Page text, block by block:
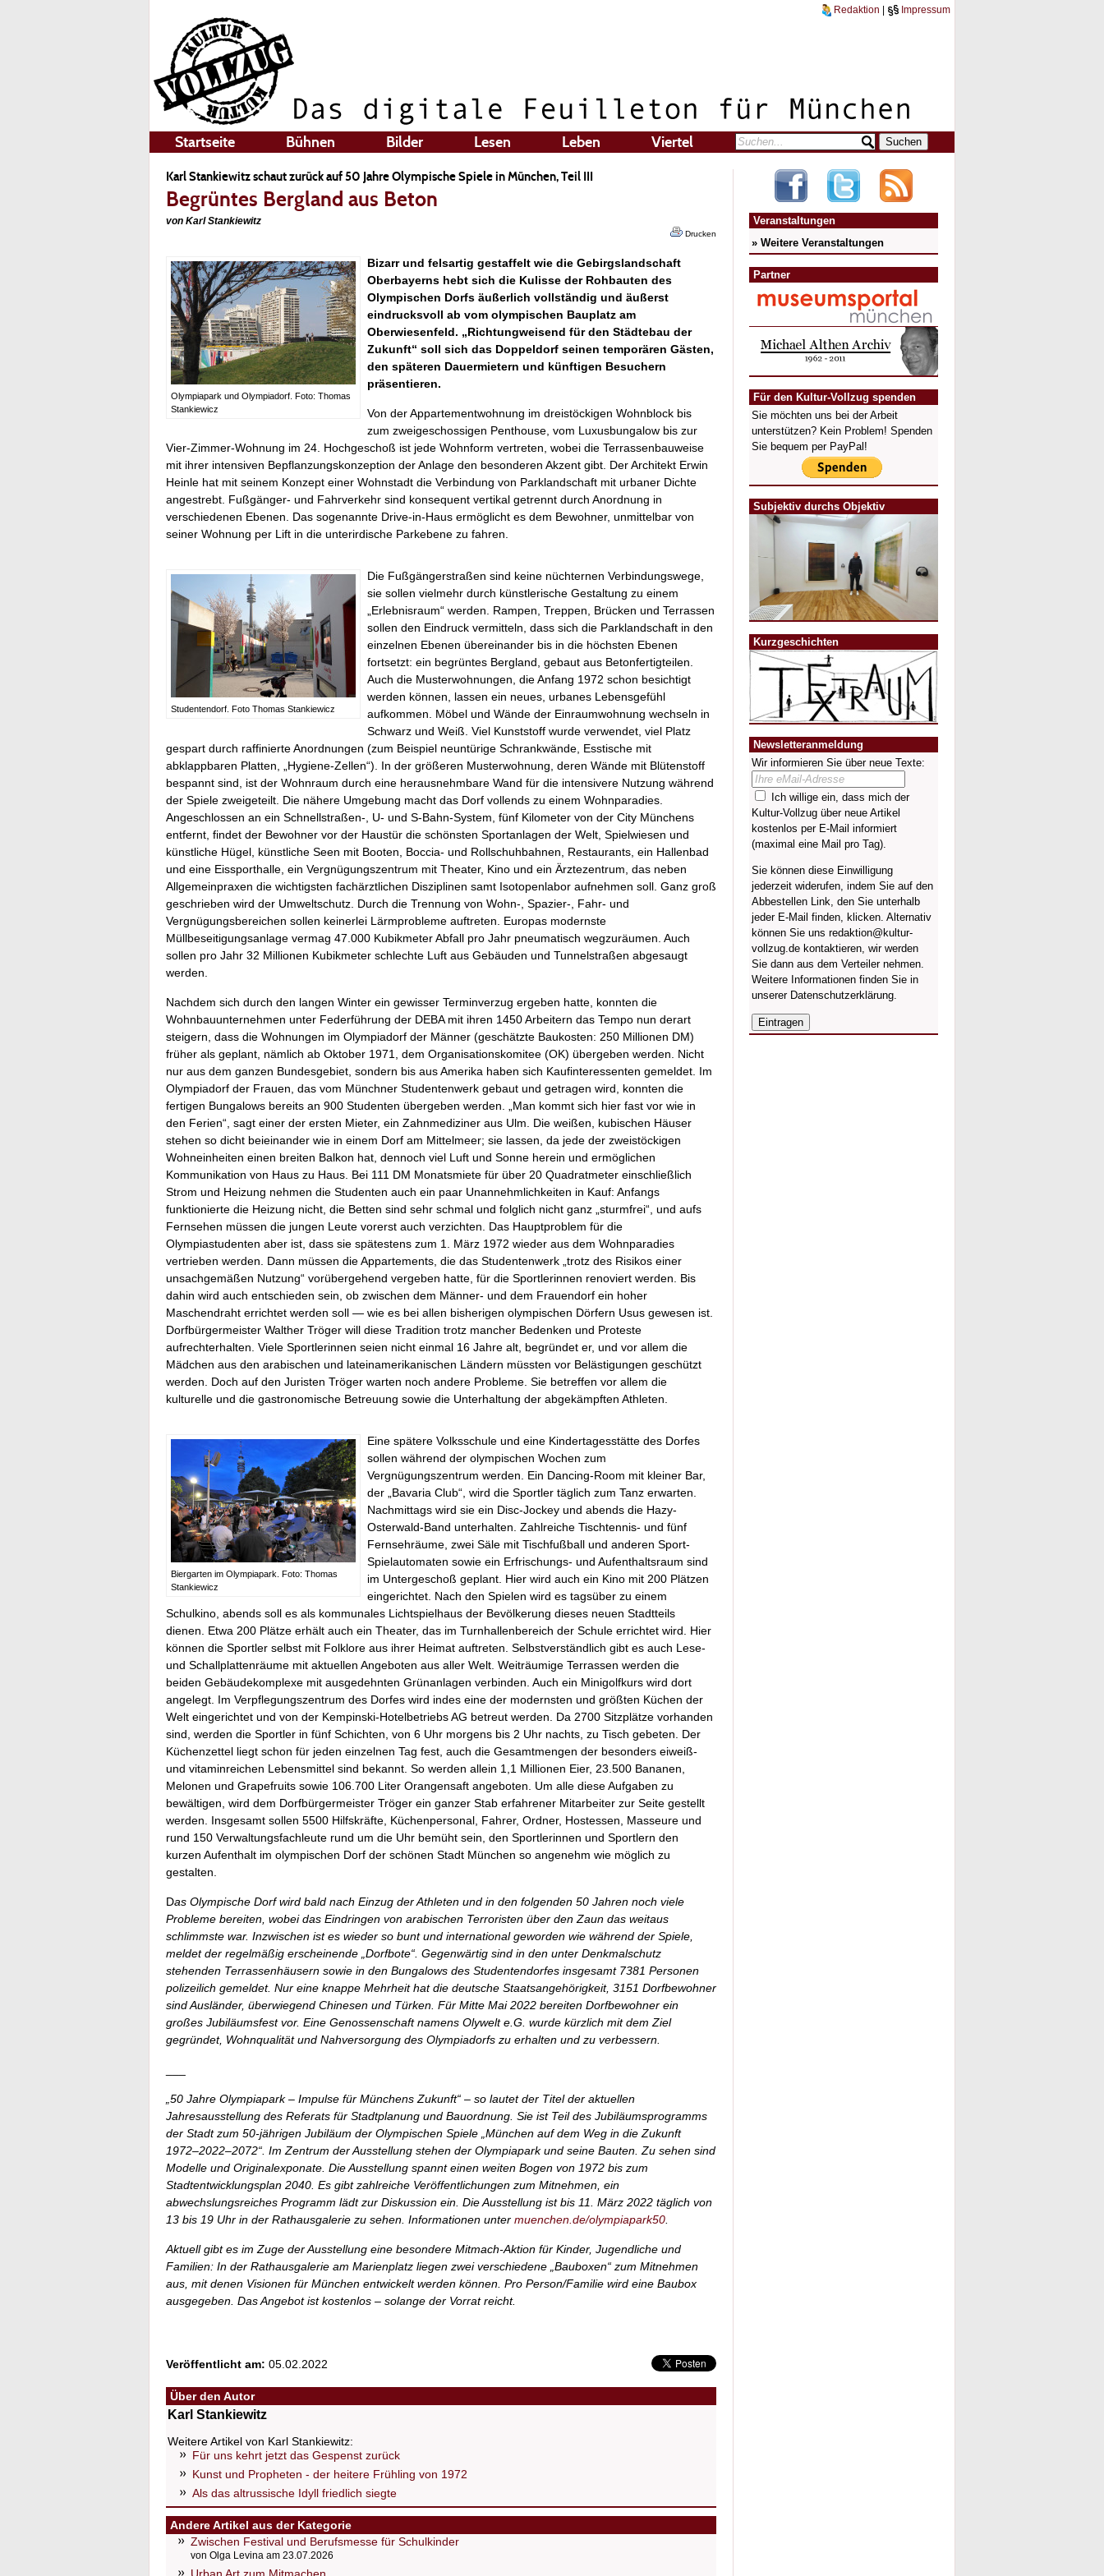
Redaktion Impressum
Startseite Bühnen Bilder Lesen Leben Viertel
Karl Stankiewitz schaut zurück auf 50 Jahre Olympische Spiele in München, Teil III
Begrüntes Bergland aus Beton
von Karl Stankiewitz
Drucken
Olympiapark und Olympiadorf. Foto: Thomas
Stankiewicz
Bizarr und felsartig gestaffelt wie die Gebirgslandschaft
Oberbayerns hebt sich die Kulisse der Rohbauten des
Olympischen Dorfs äußerlich vollständig und äußerst
eindrucksvoll ab vom olympischen Bauplatz am
Oberwiesenfeld. „Richtungweisend für den Städtebau der
Zukunft“ soll sich das Doppeldorf seinen temporären Gästen,
den späteren Dauermietern und künftigen Besuchern
präsentieren.
Von der Appartementwohnung im dreistöckigen Wohnblock bis
zum zweigeschossigen Penthouse, vom Luxusbungalow bis zur
Vier-Zimmer-Wohnung im 24. Hochgeschoß ist jede Wohnform vertreten, wobei die Terrassenbauweise
mit ihrer intensiven Bepflanzungskonzeption der Anlage den besonderen Akzent gibt. Der Architekt Erwin
Heinle hat mit seinem Konzept einer Wohnstadt die Verbindung von Parklandschaft mit urbaner Dichte
angestrebt. Fußgänger- und Fahrverkehr sind konsequent vertikal getrennt durch Anordnung in
verschiedenen Ebenen. Das sogenannte Drive-in-Haus ermöglicht es dem Bewohner, unmittelbar von
seiner Wohnung per Lift in die unterirdische Parkebene zu fahren.
Studentendorf. Foto Thomas Stankiewicz
Die Fußgängerstraßen sind keine nüchternen Verbindungswege,
sie sollen vielmehr durch künstlerische Gestaltung zu einem
„Erlebnisraum“ werden. Rampen, Treppen, Brücken und Terrassen
sollen den Eindruck vermitteln, dass sich die Parklandschaft in den
einzelnen Ebenen übereinander bis in die höchsten Ebenen
fortsetzt: ein begrüntes Bergland, gebaut aus Betonfertigteilen.
Auch die Musterwohnungen, die Anfang 1972 schon besichtigt
werden können, lassen ein neues, urbanes Lebensgefühl
aufkommen. Möbel und Wände der Einraumwohnung wechseln in
Schwarz und Weiß. Viel Kunststoff wurde verwendet, viel Platz
gespart durch raffinierte Anordnungen (zum Beispiel neuntürige Schrankwände, Esstische mit
abklappbaren Platten, „Hygiene-Zellen“). In der größeren Musterwohnung, deren Wände mit Blütenstoff
bespannt sind, ist der Wohnraum durch eine herausnehmbare Wand für die intensivere Nutzung während
der Spiele zweigeteilt. Die nähere Umgebung macht das Dorf vollends zu einem Wohnparadies.
Angeschlossen an ein Schnellstraßen-, U- und S-Bahn-System, fünf Kilometer von der City Münchens
entfernt, findet der Bewohner vor der Haustür die schönsten Sportanlagen der Welt, Spielwiesen und
künstliche Hügel, künstliche Seen mit Booten, Boccia- und Rollschuhbahnen, Restaurants, ein Hallenbad
und eine Eissporthalle, ein Vergnügungszentrum mit Theater, Kino und ein Ärztezentrum, das neben
Allgemeinpraxen die wichtigsten fachärztlichen Disziplinen samt Isotopenlabor aufnehmen soll. Ganz groß
geschrieben wird der Umweltschutz. Durch die Trennung von Wohn-, Spazier-, Fahr- und
Vergnügungsbereichen sollen keinerlei Lärmprobleme auftreten. Europas modernste
Müllbeseitigungsanlage vermag 47.000 Kubikmeter Abfall pro Jahr pneumatisch wegzuräumen. Auch
sollen pro Jahr 32 Millionen Kubikmeter schlechte Luft aus Gebäuden und Tunnelstraßen abgesaugt
werden.
Nachdem sich durch den langen Winter ein gewisser Terminverzug ergeben hatte, konnten die
Wohnbauunternehmen unter Federführung der DEBA mit ihren 1450 Arbeitern das Tempo nun derart
steigern, dass die Wohnungen im Olympiadorf der Männer (geschätzte Baukosten: 250 Millionen DM)
früher als geplant, nämlich ab Oktober 1971, dem Organisationskomitee (OK) übergeben werden. Nicht
nur aus dem ganzen Bundesgebiet, sondern bis aus Amerika haben sich Kaufinteressenten gemeldet. Im
Olympiadorf der Frauen, das vom Münchner Studentenwerk gebaut und getragen wird, konnten die
fertigen Bungalows bereits an 900 Studenten übergeben werden. „Man kommt sich hier fast vor wie in
den Ferien“, sagt einer der ersten Mieter, ein Zahnmediziner aus Ulm. Die weißen, kubischen Häuser
stehen so dicht beieinander wie in einem Dorf am Mittelmeer; sie lassen, da jede der zweistöckigen
Wohneinheiten einen breiten Balkon hat, dennoch viel Luft und Sonne herein und ermöglichen
Kommunikation von Haus zu Haus. Bei 111 DM Monatsmiete für über 20 Quadratmeter einschließlich
Strom und Heizung nehmen die Studenten auch ein paar Unannehmlichkeiten in Kauf: Anfangs
funktionierte die Heizung nicht, die Betten sind sehr schmal und folglich nicht ganz „sturmfrei“, und aufs
Fernsehen müssen die jungen Leute vorerst auch verzichten. Das Hauptproblem für die
Olympiastudenten aber ist, dass sie spätestens zum 1. März 1972 wieder aus dem Wohnparadies
vertrieben werden. Dann müssen die Appartements, die das Studentenwerk „trotz des Risikos einer
unsachgemäßen Nutzung“ vorübergehend vergeben hatte, für die Sportlerinnen renoviert werden. Bis
dahin wird auch entschieden sein, ob zwischen dem Männer- und dem Frauendorf ein hoher
Maschendraht errichtet werden soll — wie es bei allen bisherigen olympischen Dörfern Usus gewesen ist.
Dorfbürgermeister Walther Tröger will diese Tradition trotz mancher Bedenken und Proteste
aufrechterhalten. Viele Sportlerinnen seien nicht einmal 16 Jahre alt, begründet er, und vor allem die
Mädchen aus den arabischen und lateinamerikanischen Ländern müssten vor Belästigungen geschützt
werden. Doch auf den Juristen Tröger warten noch andere Probleme. Sie betreffen vor allem die
kulturelle und die gastronomische Betreuung sowie die Unterhaltung der abgekämpften Athleten.
Biergarten im Olympiapark. Foto: Thomas
Stankiewicz
Eine spätere Volksschule und eine Kindertagesstätte des Dorfes
sollen während der olympischen Wochen zum
Vergnügungszentrum werden. Ein Dancing-Room mit kleiner Bar,
der „Bavaria Club“, wird die Sportler täglich zum Tanz erwarten.
Nachmittags wird sie ein Disc-Jockey und abends die Hazy-
Osterwald-Band unterhalten. Zahlreiche Tischtennis- und fünf
Fernsehräume, zwei Säle mit Tischfußball und anderen Sport-
Spielautomaten sowie ein Erfrischungs- und Aufenthaltsraum sind
im Untergeschoß geplant. Hier wird auch ein Kino mit 200 Plätzen
eingerichtet. Nach den Spielen wird es tagsüber zu einem
Schulkino, abends soll es als kommunales Lichtspielhaus der Bevölkerung dieses neuen Stadtteils
dienen. Etwa 200 Plätze erhält auch ein Theater, das im Turnhallenbereich der Schule errichtet wird. Hier
können die Sportler selbst mit Folklore aus ihrer Heimat auftreten. Selbstverständlich gibt es auch Lese-
und Schallplattenräume mit aktuellen Angeboten aus aller Welt. Weiträumige Terrassen werden die
beiden Gebäudekomplexe mit ausgedehnten Grünanlagen verbinden. Auch ein Minigolfkurs wird dort
angelegt. Im Verpflegungszentrum des Dorfes wird indes eine der modernsten und größten Küchen der
Welt eingerichtet und von der Kempinski-Hotelbetriebs AG betreut werden. Da 2700 Sitzplätze vorhanden
sind, werden die Sportler in fünf Schichten, von 6 Uhr morgens bis 2 Uhr nachts, zu Tisch gebeten. Der
Küchenzettel liegt schon für jeden einzelnen Tag fest, auch die Gesamtmengen der besonders eiweiß-
und vitaminreichen Lebensmittel sind bekannt. So werden allein 1,1 Millionen Eier, 23.500 Bananen,
Melonen und Grapefruits sowie 106.700 Liter Orangensaft angeboten. Um alle diese Aufgaben zu
bewältigen, wird dem Dorfbürgermeister Tröger ein ganzer Stab erfahrener Mitarbeiter zur Seite gestellt
werden. Insgesamt sollen 5500 Hilfskräfte, Küchenpersonal, Fahrer, Ordner, Hostessen, Masseure und
rund 150 Verwaltungsfachleute rund um die Uhr bemüht sein, den Sportlerinnen und Sportlern den
kurzen Aufenthalt im olympischen Dorf der schönen Stadt München so angenehm wie möglich zu
gestalten.
Das Olympische Dorf wird bald nach Einzug der Athleten und in den folgenden 50 Jahren noch viele
Probleme bereiten, wobei das Eindringen von arabischen Terroristen über den Zaun das weitaus
schlimmste war. Inzwischen ist es wieder so bunt und international geworden wie während der Spiele,
meldet der regelmäßig erscheinende „Dorfbote“. Gegenwärtig sind in den unter Denkmalschutz
stehenden Terrassenhäusern sowie in den Bungalows des Studentendorfes insgesamt 7381 Personen
polizeilich gemeldet. Nur eine knappe Mehrheit hat die deutsche Staatsangehörigkeit, 3151 Dorfbewohner
sind Ausländer, überwiegend Chinesen und Türken. Für Mitte Mai 2022 bereiten Dorfbewohner ein
großes Jubiläumsfest vor. Eine Genossenschaft namens Olywelt e.G. wurde kürzlich mit dem Ziel
gegründet, Wohnqualität und Nahversorgung des Olympiadorfs zu erhalten und zu verbessern.
„50 Jahre Olympiapark – Impulse für Münchens Zukunft“ – so lautet der Titel der aktuellen
Jahresausstellung des Referats für Stadtplanung und Bauordnung. Sie ist Teil des Jubiläumsprogramms
der Stadt zum 50-jährigen Jubiläum der Olympischen Spiele „München auf dem Weg in die Zukunft
1972–2022–2072“. Im Zentrum der Ausstellung stehen der Olympiapark und seine Bauten. Zu sehen sind
Modelle und Originalexponate. Die Ausstellung spannt einen weiten Bogen von 1972 bis zum
Stadtentwicklungsplan 2040. Es gibt zahlreiche Veröffentlichungen zum Mitnehmen, ein
abwechslungsreiches Programm lädt zur Diskussion ein. Die Ausstellung ist bis 11. März 2022 täglich von
13 bis 19 Uhr in der Rathausgalerie zu sehen. Informationen unter muenchen.de/olympiapark50
Aktuell gibt es im Zuge der Ausstellung eine besondere Mitmach-Aktion für Kinder, Jugendliche und
Familien: In der Rathausgalerie am Marienplatz liegen zwei verschiedene „Bauboxen“ zum Mitnehmen
aus, mit denen Visionen für München entwickelt werden können. Pro Person/Familie wird eine Baubox
ausgegeben. Das Angebot ist kostenlos – solange der Vorrat reicht.
Veröffentlicht am: 05.02.2022
Über den Autor
Karl Stankiewitz
Weitere Artikel von Karl Stankiewitz:
Für uns kehrt jetzt das Gespenst zurück
Kunst und Propheten - der heitere Frühling von 1972
Als das altrussische Idyll friedlich siegte
Andere Artikel aus der Kategorie
Zwischen Festival und Berufsmesse für Schulkinder
von Olga Levina am 23.07.2026
Veranstaltungen
» Weitere Veranstaltungen
Partner
Für den Kultur-Vollzug spenden
Sie möchten uns bei der Arbeit
unterstützen? Kein Problem! Spenden
Sie bequem per PayPal!
Subjektiv durchs Objektiv
Kurzgeschichten
Newsletteranmeldung
Wir informieren Sie über neue Texte:
Ich willige ein, dass mich der
Kultur-Vollzug über neue Artikel
kostenlos per E-Mail informiert
(maximal eine Mail pro Tag).
Sie können diese Einwilligung
jederzeit widerufen, indem Sie auf den
Abbestellen Link, den Sie unterhalb
jeder E-Mail finden, klicken. Alternativ
können Sie uns redaktion@kultur-
vollzug.de kontaktieren, wir werden
Sie dann aus dem Verteiler nehmen.
Weitere Informationen finden Sie in
unserer Datenschutzerklärung.